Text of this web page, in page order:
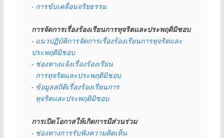
- การขับเคลื่อนจริยธรรม
การจัดการเรื่องร้องเรียนการทุจริตและประพฤติมิชอบ
- แนวปฏิบัติการจัดการเรื่องร้องเรียนการทุจริตและ
ประพฤติมิชอบ
- ช่องทางแจ้งเรื่องร้องเรียน
  การทุจริตและประพฤติมิชอบ
- ข้อมูลสถิติเรื่องร้องเรียนการ
  ทุจริตและประพฤติมิชอบ
การเปิดโอกาสให้เกิดการมีส่วนร่วม
- ช่องทางการรับฟังความคิดเห็น